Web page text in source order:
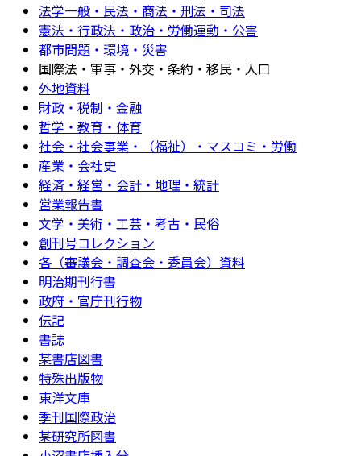
法学一般・民法・商法・刑法・司法
憲法・行政法・政治・労働運動・公害
都市問題・環境・災害
国際法・軍事・外交・条約・移民・人口
外地資料
財政・税制・金融
哲学・教育・体育
社会・社会事業・（福祉）・マスコミ・労働
産業・会社史
経済・経営・会計・地理・統計
営業報告書
文学・美術・工芸・考古・民俗
創刊号コレクション
各（審議会・調査会・委員会）資料
明治期刊行書
政府・官庁刊行物
伝記
書誌
某書店図書
特殊出版物
東洋文庫
季刊国際政治
某研究所図書